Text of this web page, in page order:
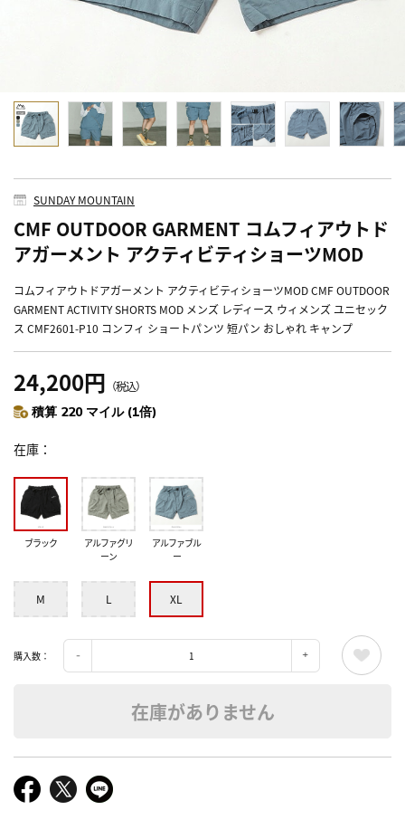
SUNDAY MOUNTAIN
CMF OUTDOOR GARMENT コムフィアウトド
アガーメント アクティビティショーツMOD
コムフィアウトドアガーメント アクティビティショーツMOD CMF OUTDOOR
GARMENT ACTIVITY SHORTS MOD メンズ レディース ウィメンズ ユニセック
ス CMF2601-P10 コンフィ ショートパンツ 短パン おしゃれ キャンプ
24,200円 （税込）
積算 220 マイル (1倍)
在庫
ブラック
アルファグリ
ーン
アルファブル
ー
M L XL
購入数：
在庫がありません